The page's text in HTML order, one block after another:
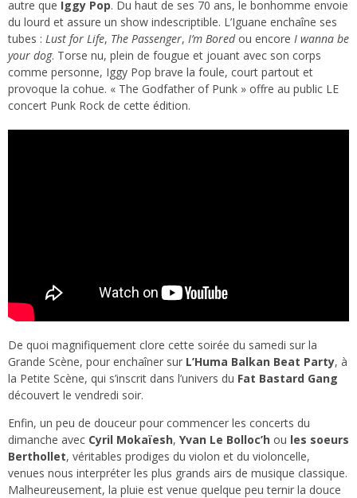
autre que Iggy Pop. Du haut de ses 70 ans, le bonhomme envoie
du lourd et assure un show indescriptible. L’Iguane enchaîne ses
tubes : Lust for Life, The Passenger, I’m Boredou encore I wanna be
your dog. Torse nu, plein de fougue et jouant avec son corps
comme personne, Iggy Pop brave la foule, court partout et
provoque la cohue. « The Godfather of Punk » offre au public LE
concert Punk Rock de cette édition.
De quoi magnifiquement clore cette soirée du samedi sur la
Grande Scène, pour enchaîner sur L’Huma Balkan Beat Party, à
la Petite Scène, qui s’inscrit dans l’univers du Fat Bastard Gang
découvert le vendredi soir.
Enfin, un peu de douceur pour commencer les concerts du
dimanche avec Cyril Mokaïesh, Yvan Le Bolloc’h ou les soeurs
Berthollet, véritables prodiges du violon et du violoncelle,
venues nous interpréter les plus grands airs de musique classique.
Malheureusement, la pluie est venue quelque peu ternir la douce